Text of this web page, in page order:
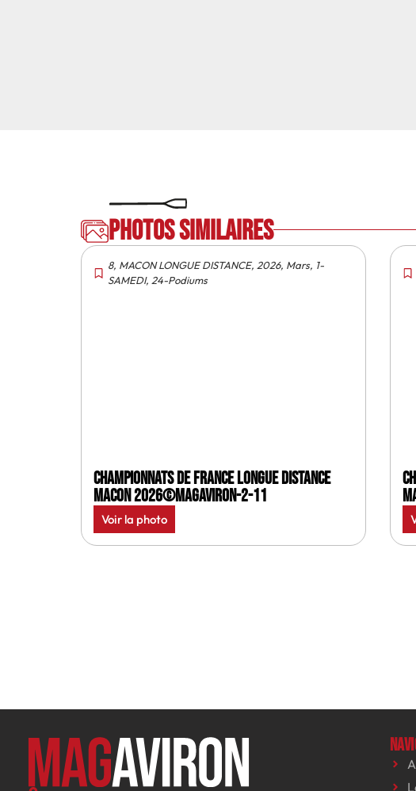
Photos similaires
8, MACON LONGUE DISTANCE, 2026, Mars, 1-
SAMEDI, 24-Podiums
Championnats de France longue distance
Macon 2026©MagAviron-2-11
Voir la photo